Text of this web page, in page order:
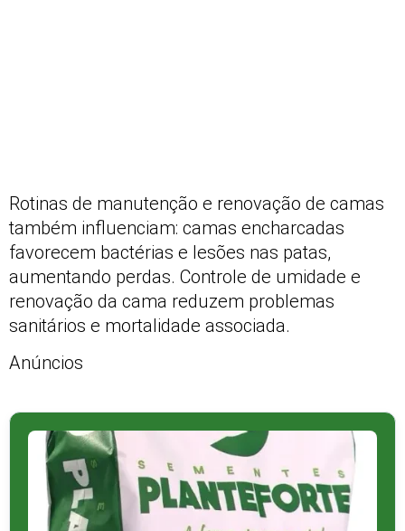
Rotinas de manutenção e renovação de camas
também influenciam: camas encharcadas
favorecem bactérias e lesões nas patas,
aumentando perdas. Controle de umidade e
renovação da cama reduzem problemas
sanitários e mortalidade associada.
Anúncios